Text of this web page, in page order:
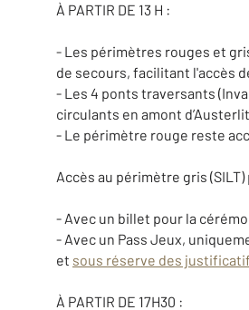
À PARTIR DE 13 H :
- Les périmètres rouges et
de secours, facilitant l'accès
- Les 4 ponts traversants
circulants en amont
- Le périmètre rouge reste
Accès au périmètre gris
- Avec un billet pour la
- Avec un Pass Jeux,
et sous réserve des
À PARTIR DE 17H30 :